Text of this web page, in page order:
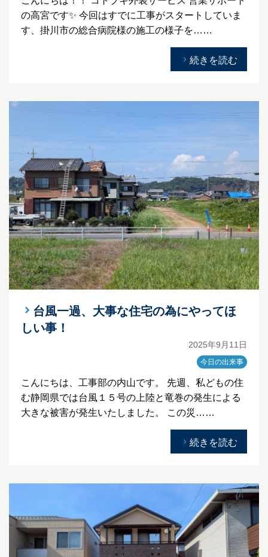
の高宮です✨ 今回はすでに工事がスタートしていま
す、掛川市の総合病院様の施工の様子を……
続きを読む
台風一過、大事な住宅の為にやってほ
しい事！
2025年9月11日
今日の出来事
こんにちは、工事部の内山です。 先週、私どもの住
む静岡県では台風１５号の上陸と竜巻の発生による
大きな被害が発生いたしました。 この災……
続きを読む